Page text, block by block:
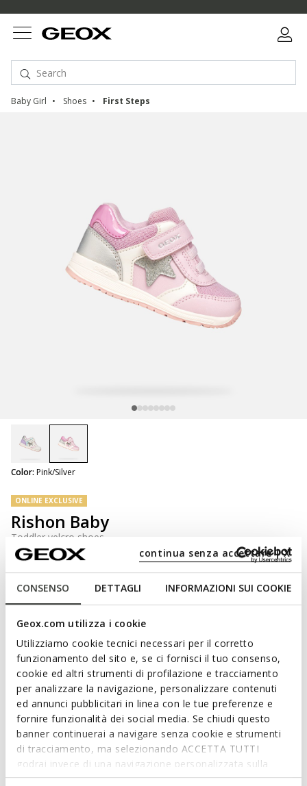
CONSENSO DETTAGLI INFORMAZIONI SUI COOKIE
Geox.com utilizza i cookie
Utilizziamo cookie tecnici necessari per il corretto
funzionamento del sito e, se ci fornisci il tuo consenso,
cookie ed altri strumenti di profilazione e tracciamento
per analizzare la navigazione, personalizzare contenuti
ed annunci pubblicitari in linea con le tue preferenze e
fornire funzionalità dei social media. Se chiudi questo
banner continuerai a navigare senza cookie e strumenti
di tracciamento, ma selezionando ACCETTA TUTTI
godrai invece di una navigazione personalizzata sulla
base dei tuoi gusti ed interessi. Selezionando
continua senza accettare | X
Baby Girl Shoes First Steps
ONLINE EXCLUSIVE
Rishon Baby
Toddler velcro shoes
Color: Pink/Silverselected
NOT SHOPPABLE
country you are currently in.
Description
Lightweight and cushioned baby girl's first step sneakers with
a sporty, running-inspired DNA. In this version combining pink
and silver, Rishon features a sparkling upper that adds a
feminine touch to any outfit. Made from leather-effect
material, fabric and glittery material, it ensures support and